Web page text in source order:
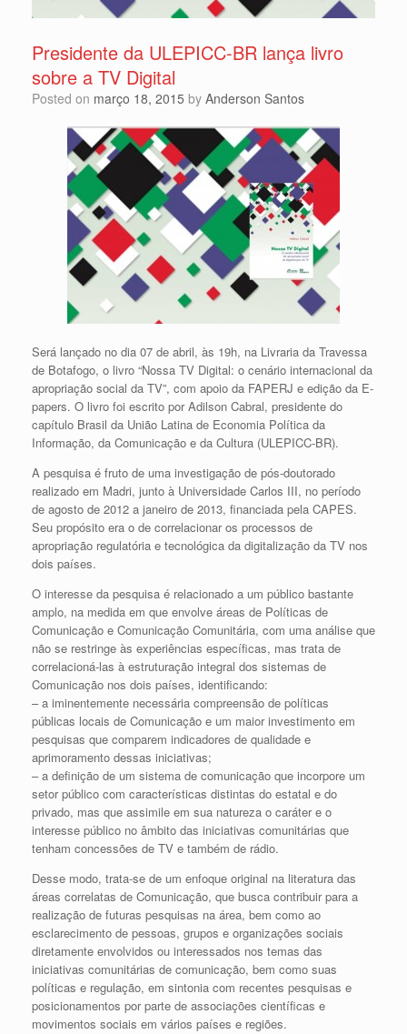
Presidente da ULEPICC-BR lança livro
sobre a TV Digital
Posted on março 18, 2015 by Anderson Santos
Será lançado no dia 07 de abril, às 19h, na Livraria da Travessa
de Botafogo, o livro “Nossa TV Digital: o cenário internacional da
apropriação social da TV”, com apoio da FAPERJ e edição da E-
papers. O livro foi escrito por Adilson Cabral, presidente do
capítulo Brasil da União Latina de Economia Política da
Informação, da Comunicação e da Cultura (ULEPICC-BR).
A pesquisa é fruto de uma investigação de pós-doutorado
realizado em Madri, junto à Universidade Carlos III, no período
de agosto de 2012 a janeiro de 2013, financiada pela CAPES.
Seu propósito era o de correlacionar os processos de
apropriação regulatória e tecnológica da digitalização da TV nos
dois países.
O interesse da pesquisa é relacionado a um público bastante
amplo, na medida em que envolve áreas de Políticas de
Comunicação e Comunicação Comunitária, com uma análise que
não se restringe às experiências específicas, mas trata de
correlacioná-las à estruturação integral dos sistemas de
Comunicação nos dois países, identificando:
– a iminentemente necessária compreensão de políticas
públicas locais de Comunicação e um maior investimento em
pesquisas que comparem indicadores de qualidade e
aprimoramento dessas iniciativas;
– a definição de um sistema de comunicação que incorpore um
setor público com características distintas do estatal e do
privado, mas que assimile em sua natureza o caráter e o
interesse público no âmbito das iniciativas comunitárias que
tenham concessões de TV e também de rádio.
Desse modo, trata-se de um enfoque original na literatura das
áreas correlatas de Comunicação, que busca contribuir para a
realização de futuras pesquisas na área, bem como ao
esclarecimento de pessoas, grupos e organizações sociais
diretamente envolvidos ou interessados nos temas das
iniciativas comunitárias de comunicação, bem como suas
políticas e regulação, em sintonia com recentes pesquisas e
posicionamentos por parte de associações científicas e
movimentos sociais em vários países e regiões.